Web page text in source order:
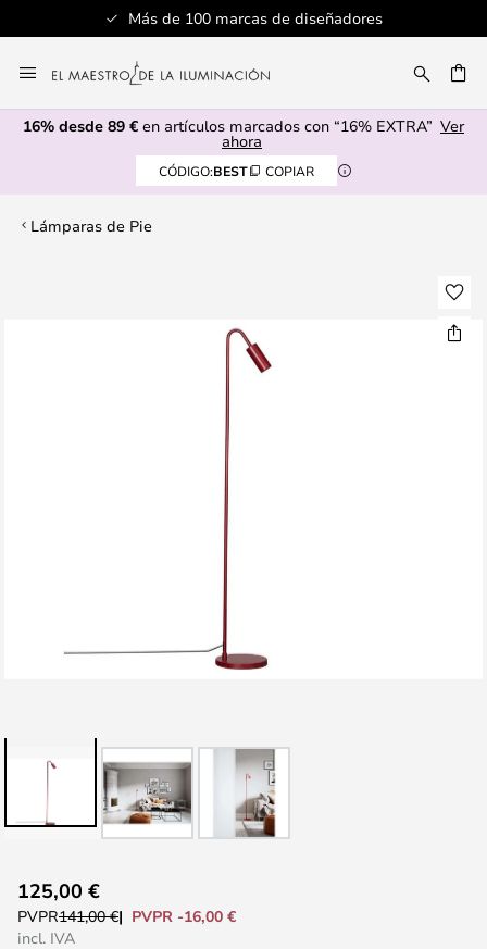
Más de 100 marcas de diseñadores
al
contenido
16% desde 89 € en artículos marcados con “16% EXTRA” Ver
ahora
CÓDIGO:BEST COPIAR
Lámparas de Pie
comienzo
125,00 €
PVPR141,00 €
PVPR -16,00 €
incl. IVA